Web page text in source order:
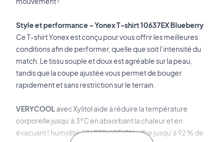
Style et performance – Yonex T-shirt 10637EX Blueberry
Ce T-shirt Yonex est conçu pour vous offrir les meilleures
conditions afin de performer, quelle que soit l’intensité du
match. Le tissu souple et doux est agréable sur la peau,
tandis que la coupe ajustée vous permet de bouger
rapidement et sans restriction sur le terrain.
VERYCOOLavec Xylitol aide à réduire la température
corporelle jusqu’à 3°C en absorbant la chaleur et en
évacuant l’humidité.UV REDUCTIONoffre jusqu’à 92 % de